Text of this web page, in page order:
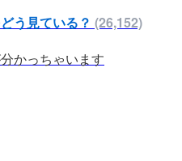
う見ている？ (26,152)
かっちゃいます